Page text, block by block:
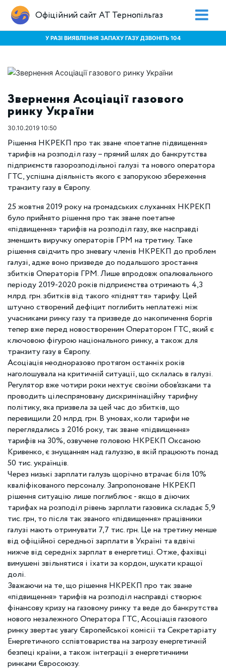
Офіційний сайт АТ Тернопільгаз
У РАЗІ ВИЯВЛЕННЯ ЗАПАХУ ГАЗУ ДЗВОНІТЬ 104
Звернення Асоціації газового
ринку України
30.10.2019 10:50
Рішення НКРЕКП про так зване «поетапне підвищення»
тарифів на розподіл газу – прямий шлях до банкрутства
підприємств газорозподільної галузі та нового оператора
ГТС, успішна діяльність якого є запорукою збереження
транзиту газу в Європу.
25 жовтня 2019 року на громадських слуханнях НКРЕКП
було прийнято рішення про так зване поетапне
«підвищення» тарифів на розподіл газу, яке насправді
зменшить виручку операторів ГРМ на третину. Таке
рішення свідчить про зневагу членів НКРЕКП до проблем
галузі, адже воно призведе до подальшого зростання
збитків Операторів ГРМ. Лише впродовж опалювального
періоду 2019-2020 років підприємства отримають 4,3
млрд. грн. збитків від такого «підняття» тарифу. Цей
штучно створений дефіцит поглибить неплатежі між
учасниками ринку газу та призведе до накопичення боргів
тепер вже перед новоствореним Оператором ГТС, який є
ключовою фігурою національного ринку, а також для
транзиту газу в Європу.
Асоціація неодноразово протягом останніх років
наголошувала на критичній ситуації, що склалась в галузі.
Регулятор вже чотири роки нехтує своїми обов’язками та
проводить цілеспрямовану дискримінаційну тарифну
політику, яка призвела за цей час до збитків, що
перевищили 20 млрд. грн. В умовах, коли тарифи не
переглядались з 2016 року, так зване «підвищення»
тарифів на 30%, озвучене головою НКРЕКП Оксаною
Кривенко, є знущанням над галуззю, в якій працюють понад
50 тис. українців.
Через низькі зарплати галузь щорічно втрачає біля 10%
кваліфікованого персоналу. Запропоноване НКРЕКП
рішення ситуацію лише поглиблює - якщо в діючих
тарифах на розподіл рівень зарплати газовика складає 5,9
тис. грн, то після так званого «підвищення» працівники
галузі мають отримувати 7,7 тис. грн. Це на третину менше
від офіційної середньої зарплати в Україні та вдвічі
нижче від середніх зарплат в енергетиці. Отже, фахівці
вимушені звільнятися і їхати за кордон, шукати кращої
долі.
Зважаючи на те, що рішення НКРЕКП про так зване
«підвищення» тарифів на розподіл насправді створює
фінансову кризу на газовому ринку та веде до банкрутства
нового незалежного Оператора ГТС, Асоціація газового
ринку звертає увагу Європейської комісії та Секретаріату
Енергетичного cспівтовариства на загрозу енергетичній
безпеці країни, а також інтеграції з енергетичними
ринками Євросоюзу.